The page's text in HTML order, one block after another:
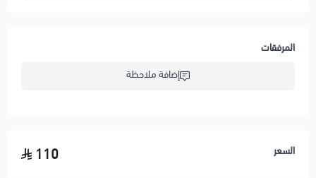
المرفقات
إضافة ملاحظة
السعر 110